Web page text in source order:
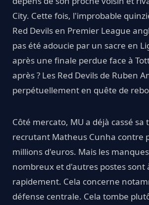
City. Cette fois, l'improbable
Red Devils en Premier League
pas été adoucie par un sacre en
après une finale perdue face à
après ? Les Red Devils de Ruben
perpétuellement en quête de
Côté mercato, MU a déjà cassé sa
recrutant Matheus Cunha contre
millions d'euros. Mais les
nombreux et d'autres postes sont
rapidement. Cela concerne
défense centrale. Cela tombe